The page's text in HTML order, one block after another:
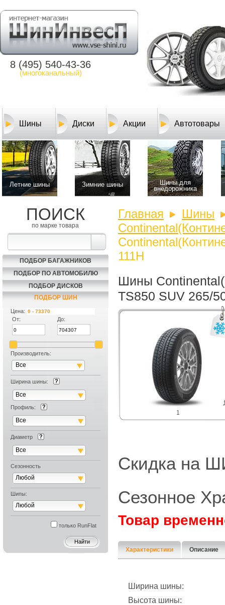
8 (495) 540-43-36
(многоканальный)
Шины Диски Акции Автотовары
Летние шины Зимние шины
Шины для
внедорожника
ПОИСК
по марке товара
ПОДБОР БАГАЖНИКОВ
ПОДБОР ПО АВТОМОБИЛЮ
ПОДБОР ДИСКОВ
ПОДБОР ШИН
Цена:
От:
До:
Производитель:
Все
Ширина шины:
Все
Профиль:
Все
Диаметр
Все
Сезонность
Любой
Шипы:
Любой
только RunFlat
Главная
Шины
111H
Шины
TS850 SUV 265/
1
Скидка на
Сезонное
Товар
Характеристики Описание
Ширина шины:
Высота шины: